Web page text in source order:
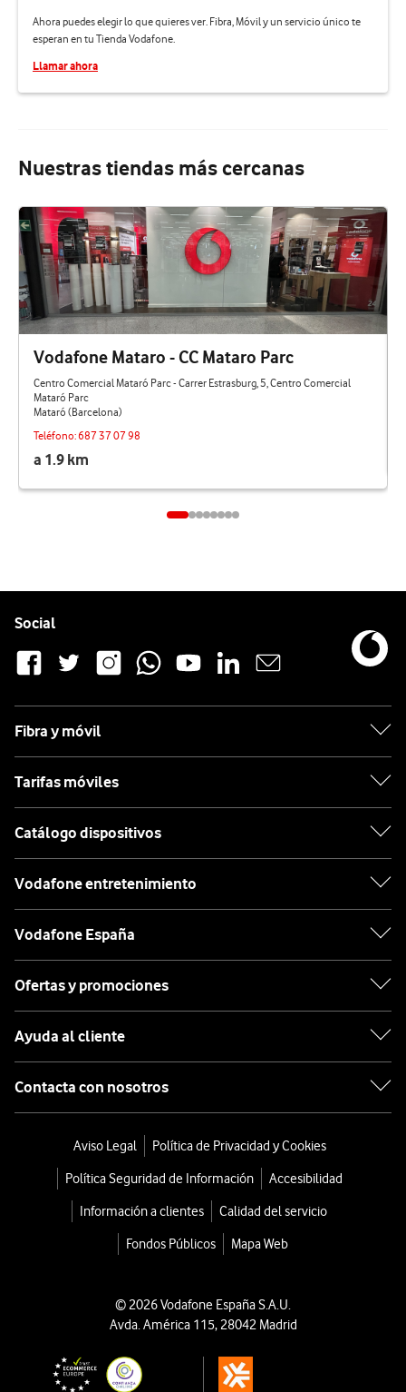
Ahora puedes elegir lo que quieres ver. Fibra, Móvil y un servicio único te
esperan en tu Tienda Vodafone.
Llamar ahora
Nuestras tiendas más cercanas
Vodafone Mataro - CC Mataro Parc
Centro Comercial Mataró Parc - Carrer Estrasburg, 5, Centro Comercial
Mataró Parc
Mataró (Barcelona)
Teléfono:687 37 07 98
a 1.9 km
Social
Fibra y móvil
Tarifas móviles
Catálogo dispositivos
Vodafone entretenimiento
Vodafone España
Ofertas y promociones
Ayuda al cliente
Contacta con nosotros
Aviso Legal
Política de Privacidad y Cookies
Política Seguridad de Información
Accesibilidad
Información a clientes
Calidad del servicio
Fondos Públicos
Mapa Web
© 2026 Vodafone España S.A.U.
Avda. América 115, 28042 Madrid